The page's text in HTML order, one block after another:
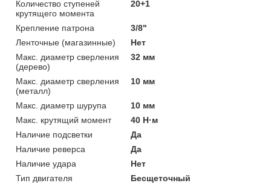
Количество ступеней
крутящего момента
20+1
Крепление патрона
3/8"
Ленточные (магазинные)
Нет
Макс. диаметр сверления
(дерево)
32 мм
Макс. диаметр сверления
(металл)
10 мм
Макс. диаметр шурупа
10 мм
Макс. крутящий момент
40 Н·м
Наличие подсветки
Да
Наличие реверса
Да
Наличие удара
Нет
Тип двигателя
Бесщеточный